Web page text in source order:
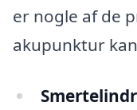
er nogle af de
akupunktur